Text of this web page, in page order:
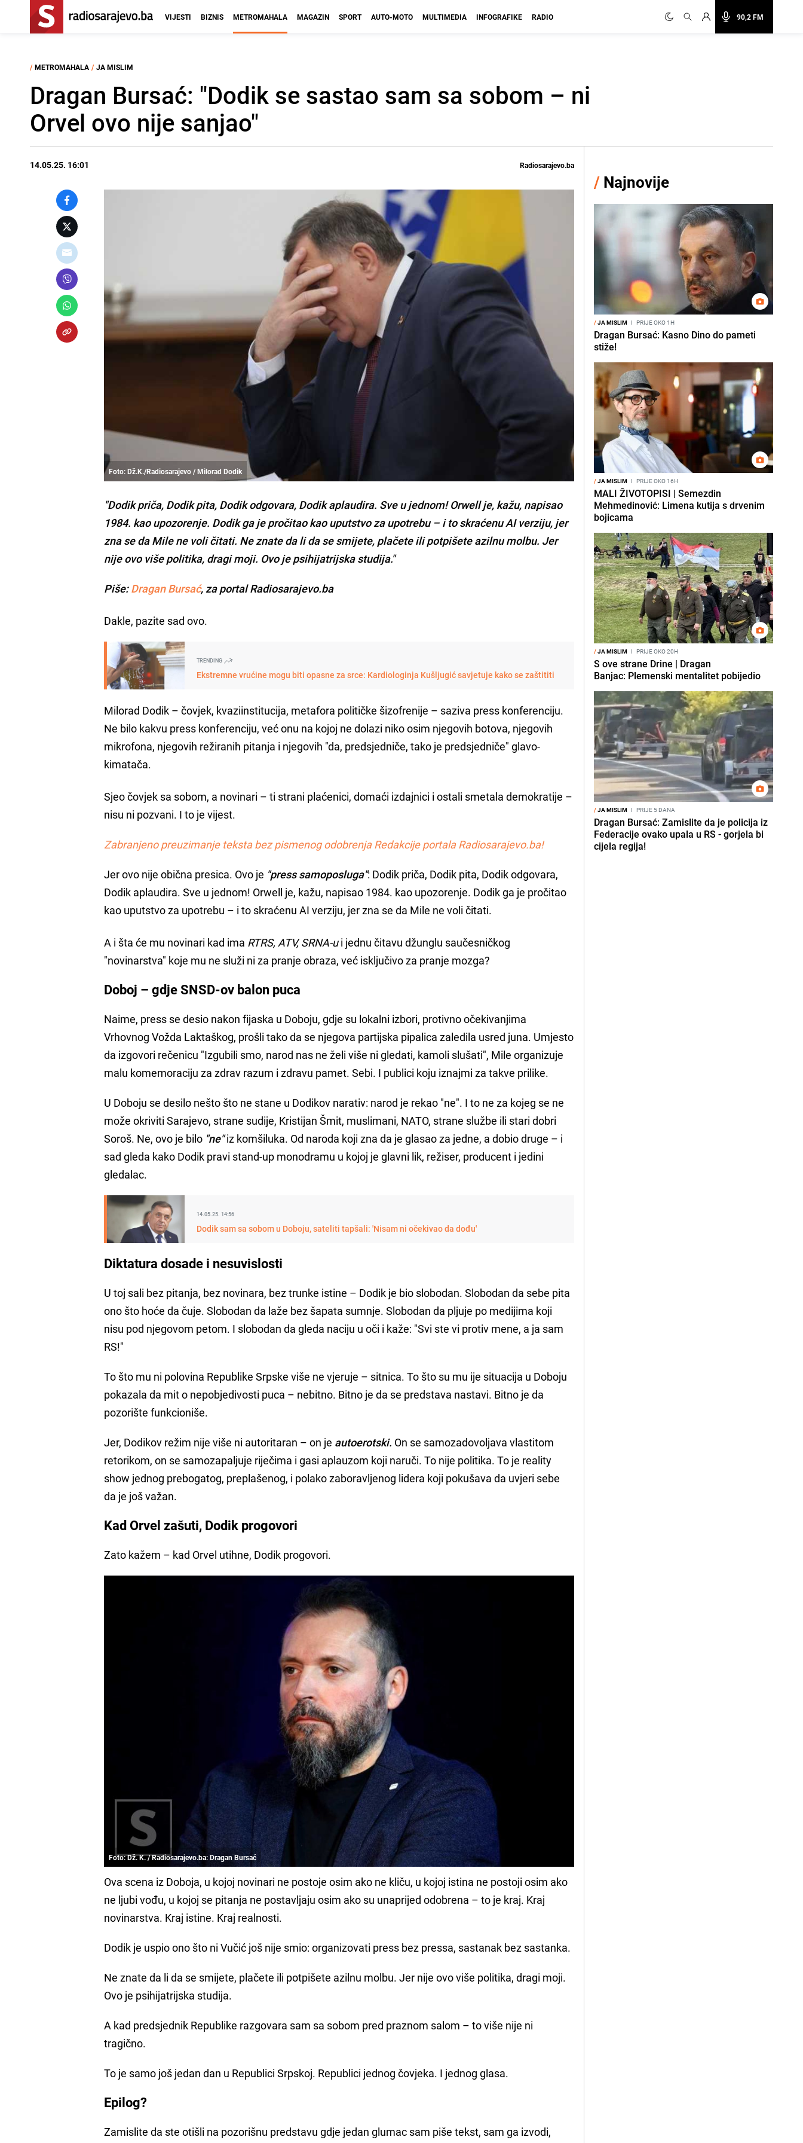
90,2 FM
VIJESTI BIZNIS METROMAHALA MAGAZIN SPORT AUTO-MOTO MULTIMEDIA INFOGRAFIKE RADIO
/ METROMAHALA / JA MISLIM
Dragan Bursać: "Dodik se sastao sam sa sobom – ni
Orvel ovo nije sanjao"
14.05.25. 16:01 Radiosarajevo.ba
Foto: Dž.K./Radiosarajevo / Milorad Dodik
"Dodik priča, Dodik pita, Dodik odgovara, Dodik aplaudira. Sve u jednom! Orwell je, kažu, napisao
1984. kao upozorenje. Dodik ga je pročitao kao uputstvo za upotrebu – i to skraćenu AI verziju, jer
zna se da Mile ne voli čitati. Ne znate da li da se smijete, plačete ili potpišete azilnu molbu. Jer
nije ovo više politika, dragi moji. Ovo je psihijatrijska studija."
Piše:Dragan Bursać, za portal Radiosarajevo.ba
Dakle, pazite sad ovo.
TRENDING
Ekstremne vrućine mogu biti opasne za srce: Kardiologinja Kušljugić savjetuje kako se zaštititi
Milorad Dodik – čovjek, kvaziinstitucija, metafora političke šizofrenije – saziva press konferenciju.
Ne bilo kakvu press konferenciju, već onu na kojoj ne dolazi niko osim njegovih botova, njegovih
mikrofona, njegovih režiranih pitanja i njegovih "da, predsjedniče, tako je predsjedniče" glavo-
kimatača.
Sjeo čovjek sa sobom, a novinari – ti strani plaćenici, domaći izdajnici i ostali smetala demokratije –
nisu ni pozvani. I to je vijest.
Zabranjeno preuzimanje teksta bez pismenog odobrenja Redakcije portala Radiosarajevo.ba!
Jer ovo nije obična presica. Ovo je "press samoposluga": Dodik priča, Dodik pita, Dodik odgovara,
Dodik aplaudira. Sve u jednom! Orwell je, kažu, napisao 1984. kao upozorenje. Dodik ga je pročitao
kao uputstvo za upotrebu – i to skraćenu AI verziju, jer zna se da Mile ne voli čitati.
A i šta će mu novinari kad ima RTRS, ATV, SRNA-ui jednu čitavu džunglu saučesničkog
"novinarstva" koje mu ne služi ni za pranje obraza, već isključivo za pranje mozga?
Doboj – gdje SNSD-ov balon puca
Naime, press se desio nakon fijaska u Doboju, gdje su lokalni izbori, protivno očekivanjima
Vrhovnog Vožda Laktaškog, prošli tako da se njegova partijska pipalica zaledila usred juna. Umjesto
da izgovori rečenicu "Izgubili smo, narod nas ne želi više ni gledati, kamoli slušati", Mile organizuje
malu komemoraciju za zdrav razum i zdravu pamet. Sebi. I publici koju iznajmi za takve prilike.
U Doboju se desilo nešto što ne stane u Dodikov narativ: narod je rekao "ne". I to ne za kojeg se ne
može okriviti Sarajevo, strane sudije, Kristijan Šmit, muslimani, NATO, strane službe ili stari dobri
Soroš. Ne, ovo je bilo "ne"iz komšiluka. Od naroda koji zna da je glasao za jedne, a dobio druge – i
sad gleda kako Dodik pravi stand-up monodramu u kojoj je glavni lik, režiser, producent i jedini
gledalac.
14.05.25. 14:56
Dodik sam sa sobom u Doboju, sateliti tapšali: 'Nisam ni očekivao da dođu'
Diktatura dosade i nesuvislosti
U toj sali bez pitanja, bez novinara, bez trunke istine – Dodik je bio slobodan. Slobodan da sebe pita
ono što hoće da čuje. Slobodan da laže bez šapata sumnje. Slobodan da pljuje po medijima koji
nisu pod njegovom petom. I slobodan da gleda naciju u oči i kaže: "Svi ste vi protiv mene, a ja sam
RS!"
To što mu ni polovina Republike Srpske više ne vjeruje – sitnica. To što su mu ije situacija u Doboju
pokazala da mit o nepobjedivosti puca – nebitno. Bitno je da se predstava nastavi. Bitno je da
pozorište funkcioniše.
Jer, Dodikov režim nije više ni autoritaran – on je autoerotski. On se samozadovoljava vlastitom
retorikom, on se samozapaljuje riječima i gasi aplauzom koji naruči. To nije politika. To je reality
show jednog prebogatog, preplašenog, i polako zaboravljenog lidera koji pokušava da uvjeri sebe
da je još važan.
Kad Orvel zašuti, Dodik progovori
Zato kažem – kad Orvel utihne, Dodik progovori.
Foto: Dž. K. / Radiosarajevo.ba: Dragan Bursać
Ova scena iz Doboja, u kojoj novinari ne postoje osim ako ne kliču, u kojoj istina ne postoji osim ako
ne ljubi vođu, u kojoj se pitanja ne postavljaju osim ako su unaprijed odobrena – to je kraj. Kraj
novinarstva. Kraj istine. Kraj realnosti.
Dodik je uspio ono što ni Vučić još nije smio: organizovati press bez pressa, sastanak bez sastanka.
Ne znate da li da se smijete, plačete ili potpišete azilnu molbu. Jer nije ovo više politika, dragi moji.
Ovo je psihijatrijska studija.
A kad predsjednik Republike razgovara sam sa sobom pred praznom salom – to više nije ni
tragično.
To je samo još jedan dan u Republici Srpskoj. Republici jednog čovjeka. I jednog glasa.
Epilog?
Zamislite da ste otišli na pozorišnu predstavu gdje jedan glumac sam piše tekst, sam ga izvodi,
/ Najnovije
/JA MISLIM I PRIJE OKO 1H
Dragan Bursać: Kasno Dino do pameti
stiže!
/JA MISLIM I PRIJE OKO 16H
MALI ŽIVOTOPISI | Semezdin
Mehmedinović: Limena kutija s drvenim
bojicama
/JA MISLIM I PRIJE OKO 20H
S ove strane Drine | Dragan
Banjac: Plemenski mentalitet pobijedio
/JA MISLIM I PRIJE 5 DANA
Dragan Bursać: Zamislite da je policija iz
Federacije ovako upala u RS - gorjela bi
cijela regija!